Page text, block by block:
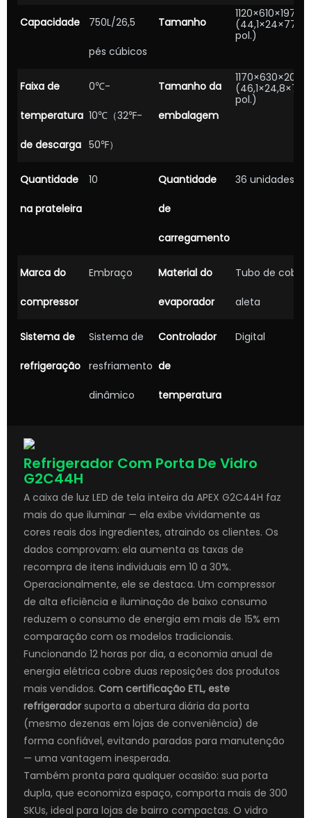
Capacidade 750L/26,5
pés cúbicos
Tamanho
(44,1×24×77,8
pol.)
Faixa de
temperatura
de descarga
0℃-
10℃（32℉-
50℉）
Tamanho da
embalagem
pol.)
Quantidade
na prateleira
10 Quantidade
de
carregamento
36 unidades
Marca do
compressor
Embraço Material do
evaporador
Tubo de cobre
aleta
Sistema de
refrigeração
Sistema de
resfriamento
dinâmico
Controlador
de
temperatura
Digital
Refrigerador Com Porta De Vidro
G2C44H
A caixa de luz LED de tela inteira da APEX G2C44H faz
mais do que iluminar — ela exibe vividamente as
cores reais dos ingredientes, atraindo os clientes. Os
dados comprovam: ela aumenta as taxas de
recompra de itens individuais em 10 a 30%.
Operacionalmente, ele se destaca. Um compressor
de alta eficiência e iluminação de baixo consumo
reduzem o consumo de energia em mais de 15% em
comparação com os modelos tradicionais.
Funcionando 12 horas por dia, a economia anual de
energia elétrica cobre duas reposições dos produtos
mais vendidos. Com certificação ETL, este
refrigeradorsuporta a abertura diária da porta
(mesmo dezenas em lojas de conveniência) de
forma confiável, evitando paradas para manutenção
— uma vantagem inesperada.
Também pronta para qualquer ocasião: sua porta
dupla, que economiza espaço, comporta mais de 300
SKUs, ideal para lojas de bairro compactas. O vidro